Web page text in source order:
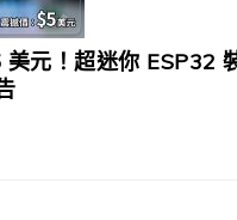
美元！超迷你 ESP32